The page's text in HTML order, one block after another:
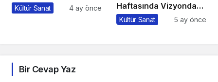
Kültür Sanat 4 ay önce
Haftasında Vizyonda
Hangi Filmler Var?
Kültür Sanat 5 ay önce
Bir Cevap Yaz